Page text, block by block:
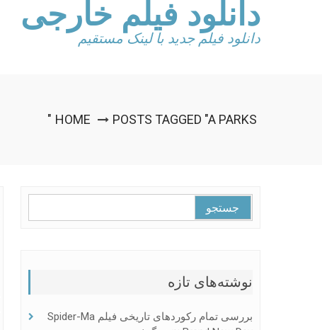
دانلود فیلم خارجی
دانلود فیلم جدید با لینک مستقیم
HOME POSTS TAGGED "A PARKS"
برای:
نوشته‌های تازه
بررسی تمام رکوردهای تاریخی فیلم Spider-Ma